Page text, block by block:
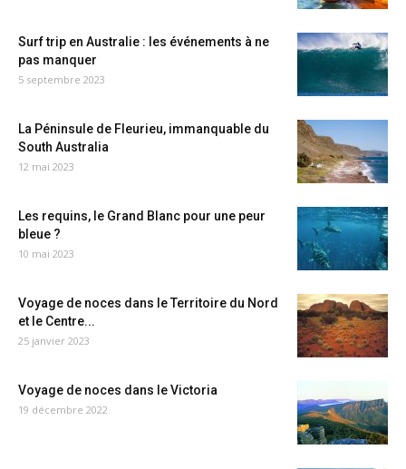
Surf trip en Australie : les événements à ne
pas manquer
5 septembre 2023
La Péninsule de Fleurieu, immanquable du
South Australia
12 mai 2023
Les requins, le Grand Blanc pour une peur
bleue ?
10 mai 2023
Voyage de noces dans le Territoire du Nord
et le Centre...
25 janvier 2023
Voyage de noces dans le Victoria
19 décembre 2022